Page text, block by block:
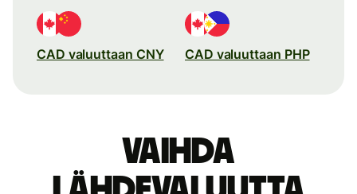
CAD valuuttaan CNY CAD valuuttaan PHP
Vaihda